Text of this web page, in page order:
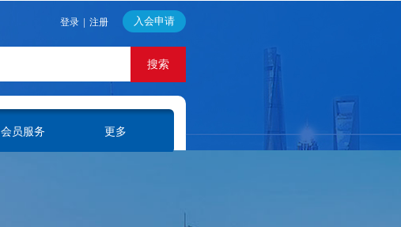
搜索
登录 注册 入会申请
会员服务 更多